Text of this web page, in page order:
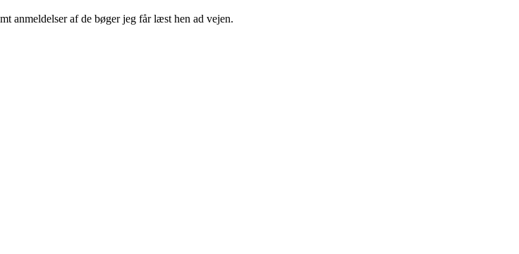
anmeldelser af de bøger jeg får læst hen ad vejen.